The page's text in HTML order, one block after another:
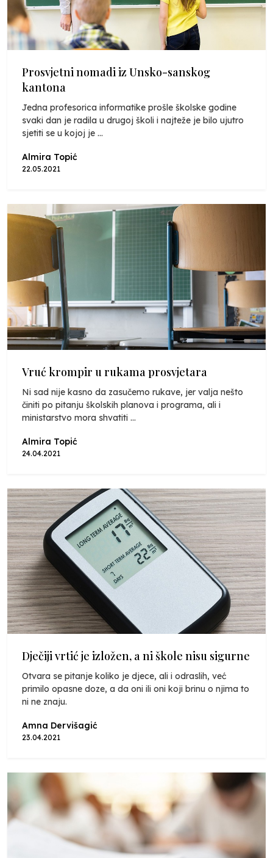
Prosvjetni nomadi iz Unsko-sanskog
kantona
Jedna profesorica informatike prošle školske godine
svaki dan je radila u drugoj školi i najteže je bilo ujutro
sjetiti se u kojoj je ...
Almira Topić
22.05.2021
Vruć krompir u rukama prosvjetara
Ni sad nije kasno da zasučemo rukave, jer valja nešto
činiti po pitanju školskih planova i programa, ali i
ministarstvo mora shvatiti ...
Almira Topić
24.04.2021
Dječiji vrtić je izložen, a ni škole nisu sigurne
Otvara se pitanje koliko je djece, ali i odraslih, već
primilo opasne doze, a da oni ili oni koji brinu o njima to
ni ne znaju.
Amna Dervišagić
23.04.2021